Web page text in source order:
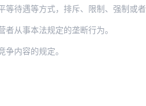
制或者变相强制外地经营者在本地投资或者设立…
从事本法规定的垄断行为。
内容的规定。